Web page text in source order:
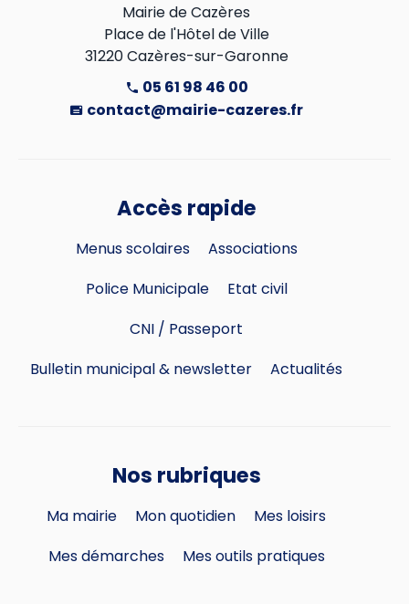
Mairie de Cazères
Place de l'Hôtel de Ville
31220 Cazères-sur-Garonne
05 61 98 46 00
contact@mairie-cazeres.fr
Accès rapide
Menus scolaires
Associations
Police Municipale
Etat civil
CNI / Passeport
Bulletin municipal & newsletter
Actualités
Nos rubriques
Ma mairie Mon quotidien
Mes loisirs
Mes démarches
Mes outils pratiques